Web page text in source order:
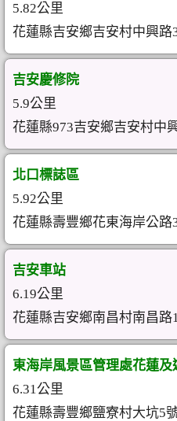
5.82公里
花蓮縣吉安鄉吉安村中興路
吉安慶修院
5.9公里
花蓮縣973吉安鄉吉安村中
北口標誌區
5.92公里
花蓮縣壽豐鄉花東海岸公路
吉安車站
6.19公里
花蓮縣吉安鄉南昌村南昌路
東海岸風景區管理處花蓮及
6.31公里
花蓮縣壽豐鄉鹽寮村大坑5